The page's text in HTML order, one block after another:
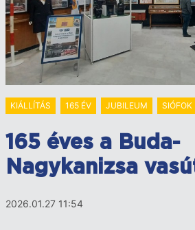
KIÁLLÍTÁS 165 ÉV JUBILEUM SIÓFOK
165 éves a Buda-
Nagykanizsa
2026.01.27 11:54